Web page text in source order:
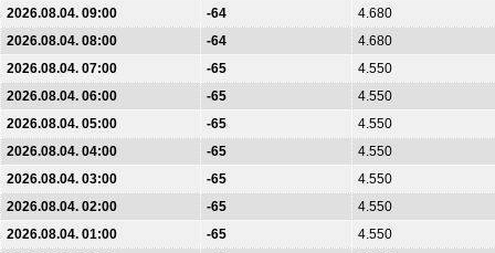
2026.08.04. 09:00
-64
4.680
2026.08.04. 08:00
-64
4.680
2026.08.04. 07:00
-65
4.550
2026.08.04. 06:00
-65
4.550
2026.08.04. 05:00
-65
4.550
2026.08.04. 04:00
-65
4.550
2026.08.04. 03:00
-65
4.550
2026.08.04. 02:00
-65
4.550
2026.08.04. 01:00
-65
4.550